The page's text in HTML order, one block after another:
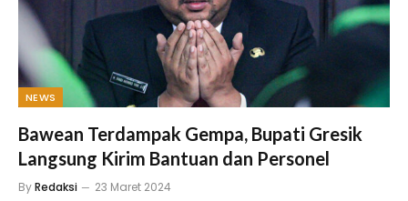
NEWS
Bawean Terdampak Gempa, Bupati Gresik
Langsung Kirim Bantuan dan Personel
ByRedaksi 23 Maret 2024